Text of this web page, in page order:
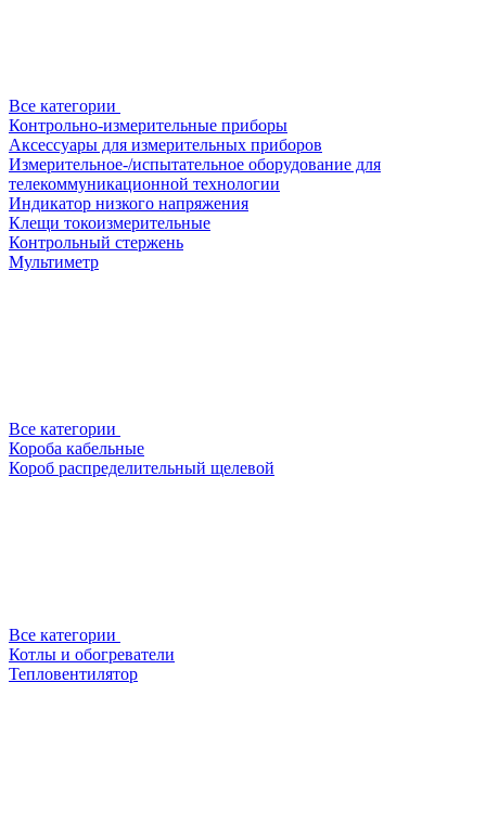
Все категории
Контрольно-измерительные приборы
Аксессуары для измерительных приборов
Измерительное-/испытательное оборудование для
телекоммуникационной технологии
Индикатор низкого напряжения
Клещи токоизмерительные
Контрольный стержень
Мультиметр
Все категории
Короба кабельные
Короб распределительный щелевой
Все категории
Котлы и обогреватели
Тепловентилятор